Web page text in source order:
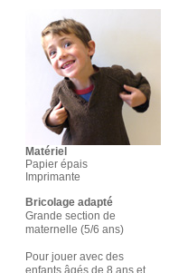
Matériel
Papier épais
Imprimante
Bricolage adapté
Grande section de
maternelle (5/6 ans)
Pour jouer avec des
enfants âgés de 8 ans et